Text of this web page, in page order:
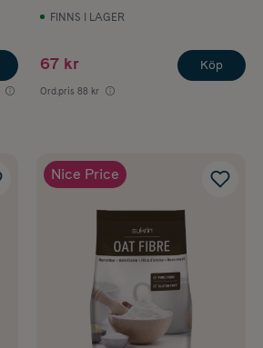
FINNS I LAGER
67 kr
Ord.pris 88 kr
Köp
Nice Price